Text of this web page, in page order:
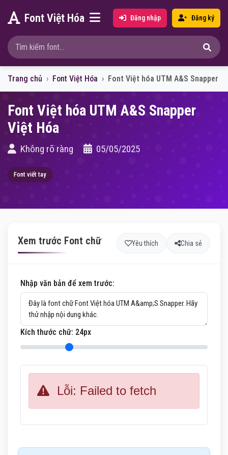
Font Việt Hóa Đăng nhập Đăng ký
Trang chủ Font Việt Hóa Font Việt hóa UTM A&S Snapper
Font Việt hóa UTM A&S Snapper
Việt Hóa
Không rõ ràng 05/05/2025
Font viết tay
Xem trước Font chữ Yêu thích Chia sẻ
Nhập văn bản để xem trước:
Kích thước chữ: 24px
Lỗi: Failed to fetch